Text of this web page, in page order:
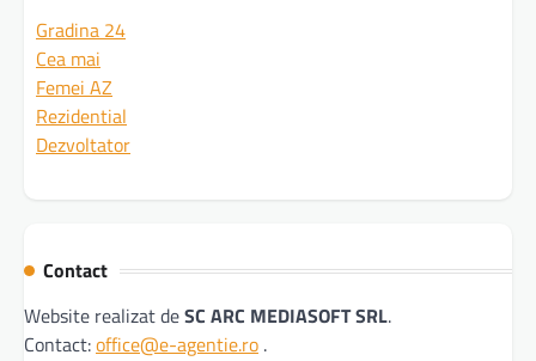
Gradina 24
Cea mai
Femei AZ
Rezidential
Dezvoltator
Contact
Website realizat deSC ARC MEDIASOFT SRL.
Contact:office@e-agentie.ro .